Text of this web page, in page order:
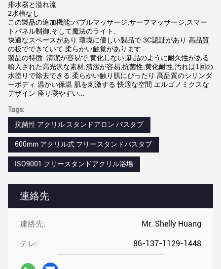
連絡先
連絡先: Mr. Shelly Huang
テレ: 86-137-1129-1448
排水器と溢れ流
2水槽なし
この製品の追加機能:バブルマッサージ,サーフマッサージ,スマー
トパネル制御,そして魔法のライト.
快適なスペースがあり 環境に優しい製品で 3C認証があり 高品質
の板でできていて 柔らかい触覚があります
製品の特徴: 清潔が容易で,黄化しない,新品のように耐久性がある.
輸入された高光沢な素材,清潔が容易,抗菌性,黄化耐性,汚れは1回の
水塗りで除去できる.柔らかい触り肌にぴったり 高品質のシリンダ
ーボディ 温かい保温 肌を刺激する 快適な空間 エルゴノミクスな
デザイン 座り寝やすい...
Tags:
抗菌性 アクリル スタンドアロン バスタブ
600mm アクリル式 フリースタンドバスタブ
ISO9001 フリースタンドアクリル浴場